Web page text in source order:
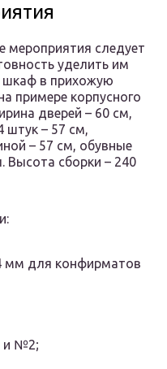
мероприятия следует
уделить им
шкаф в прихожую
примере корпусного
дверей – 60 см,
штук – 57 см,
– 57 см, обувные
Высота сборки – 240
мм для конфирматов
и №2;